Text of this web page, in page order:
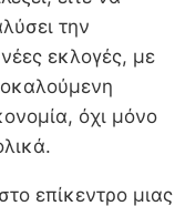
την
εκλογές, με
όχι μόνο
επίκεντρο μιας